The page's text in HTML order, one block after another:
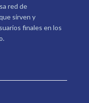
red de
sirven y
finales en los